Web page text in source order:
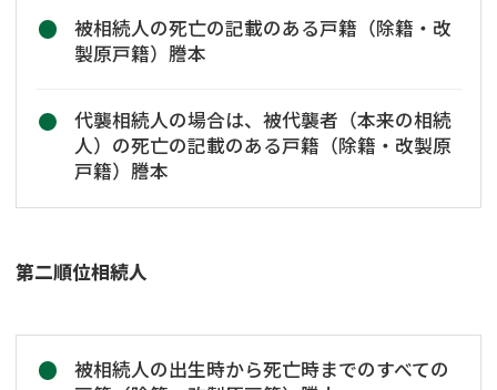
被相続人の死亡の記載のある戸籍（除籍・改
製原戸籍）謄本
代襲相続人の場合は、被代襲者（本来の相続
人）の死亡の記載のある戸籍（除籍・改製原
戸籍）謄本
第二順位相続人
被相続人の出生時から死亡時までのすべての